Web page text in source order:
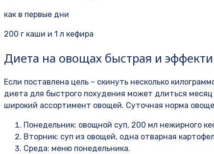
как в первые дни
200 г каши и 1 л кефира
Диета на овощах быстрая и
Если поставлена цель – скинуть несколько
диета для быстрого похудения может длиться
широкий ассортимент овощей. Суточная норма
Понедельник: овощной суп, 200 мл нежирного
Вторник: суп из овощей, одна отварная
Среда: меню понедельника.